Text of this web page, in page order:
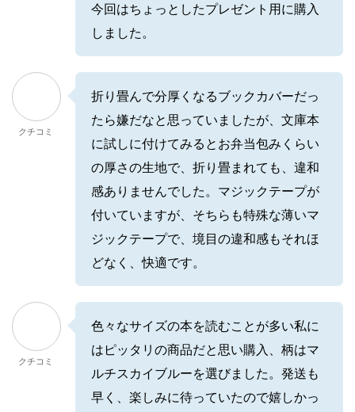
今回はちょっとしたプレゼント用に購入
しました。
クチコミ
折り畳んで分厚くなるブックカバーだっ
たら嫌だなと思っていましたが、文庫本
に試しに付けてみるとお弁当包みくらい
の厚さの生地で、折り畳まれても、違和
感ありませんでした。マジックテープが
付いていますが、そちらも特殊な薄いマ
ジックテープで、境目の違和感もそれほ
どなく、快適です。
クチコミ
色々なサイズの本を読むことが多い私に
はピッタリの商品だと思い購入、柄はマ
ルチスカイブルーを選びました。発送も
早く、楽しみに待っていたので嬉しかっ